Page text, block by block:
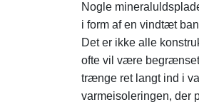
Nogle
i form af en vindtæt
Det er ikke alle
ofte vil være
trænge ret langt ind i
varmeisoleringen, der